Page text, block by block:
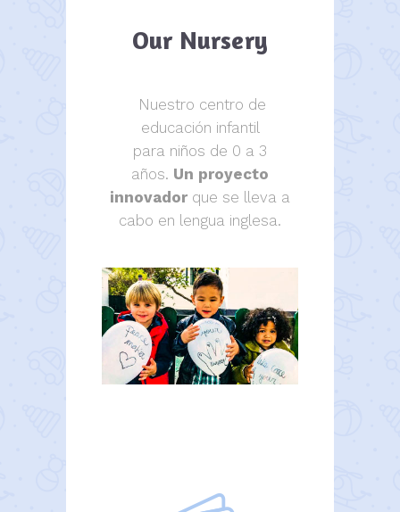
Our Nursery
Nuestro centro de
educación infantil
para niños de 0 a 3
años. Un proyecto
innovador que se lleva a
cabo en lengua inglesa.